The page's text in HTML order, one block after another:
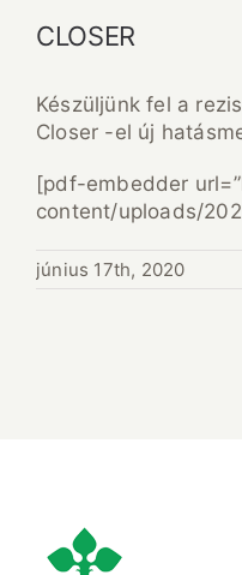
CLOSER
Készüljünk fel a
Closer -el új
[pdf-embedder
content/uploads/
június 17th, 2020